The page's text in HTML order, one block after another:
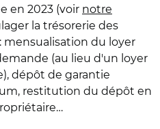
en 2023 (voir notre
la trésorerie des
du loyer
(au lieu d'un loyer
dépôt de garantie
restitution du dépôt en
…